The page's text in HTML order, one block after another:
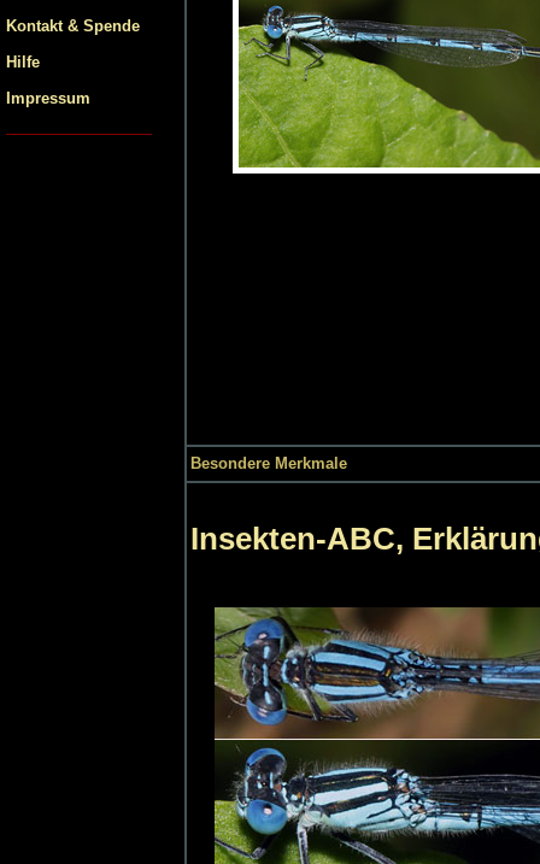
Kontakt & Spende
Hilfe
Impressum
Besondere Merkmale
Insekten-ABC,